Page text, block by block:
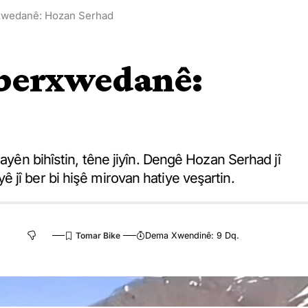
Hozan Serhad
bihîstin, têne jiyîn. Dengê Hozan Serhad jî
jî ber bi hişê mirovan hatiye veşartin.
Dema Xwendinê: 9 Dq.